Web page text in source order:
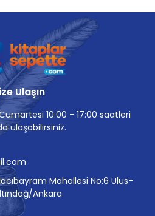
Ulaşın
10:00 - 17:00 saatleri
ulaşabilirsiniz.
Mahallesi No:6 Ulus-
Ankara